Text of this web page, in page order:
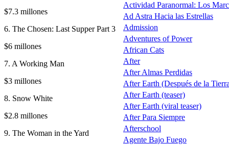
$7.3 millones
6. The Chosen: Last Supper Part 3
$6 millones
7. A Working Man
$3 millones
8. Snow White
$2.8 millones
9. The Woman in the Yard
Actividad Paranormal: Los
Ad Astra Hacia las Estrellas
Admission
Adventures of Power
African Cats
After
After Almas Perdidas
After Earth (Después de la
After Earth (teaser)
After Earth (viral teaser)
After Para Siempre
Afterschool
Agente Bajo Fuego